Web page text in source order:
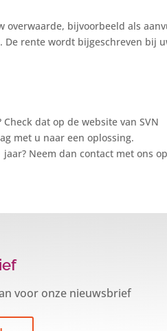
overwaarde, bijvoorbeeld als
De rente wordt bijgeschreven bij
dat op de website van SVN
met u naar een oplossing.
Neem dan contact met ons
voor onze nieuwsbrief